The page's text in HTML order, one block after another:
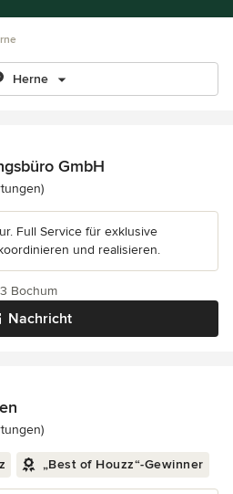
Herne
GmbH
5 von 5 Sternen
Full Service für exklusive
und realisieren.
Nachricht
Bochum
5 von 5 Sternen
„Best of Houzz“-Gewinner